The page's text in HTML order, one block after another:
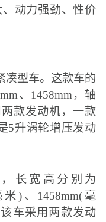
动力强劲、性价
凑型车。这款车的
、1458mm，轴
款发动机，一款
5升涡轮增压发动
长宽高分别为
米)、1458mm(毫
车采用两款发动